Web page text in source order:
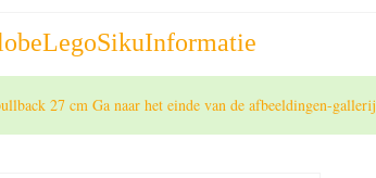
LegoSikuInformatie
27 cm Ga naar het einde van de afbeeldingen-gallerij